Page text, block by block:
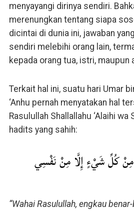
menyayangi dirinya sendiri.
merenungkan tentang siapa
dicintai di dunia ini, jawaban
sendiri melebihi orang lain,
kepada orang tua, istri, maupun
Terkait hal ini, suatu hari Umar
‘Anhu pernah menyatakan hal
Rasulullah Shallallahu ‘Alaihi
hadits yang sahih:
كُلِّ شَيْءٍ إِلَّا مِنْ نَفْسِي
“Wahai Rasulullah, engkau